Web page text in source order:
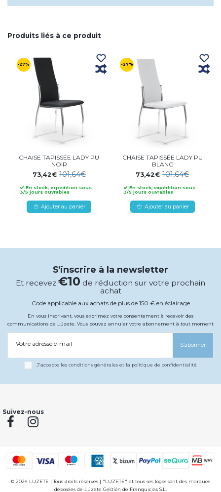
Produits liés à ce produit
-27%
CHAISE TAPISSÉE LADY PU
NOIR
73,42€101,64€
En stock, expédition sous
3/5 jours ouvrables
Ajouter au panier
-27%
CHAISE TAPISSÉE LADY PU
BLANC
73,42€101,64€
En stock, expédition sous
3/5 jours ouvrables
Ajouter au panier
S'inscrire à la newsletter
Et recevez €10 de réduction sur votre prochain
achat
Code applicable aux achats de plus de 150 € en éclairage
En vous inscrivant, vous exprimez votre consentement à recevoir des
communications de Lúzete. Vous pouvez annuler votre abonnement à tout moment
Votre adresse e-mail S’abonner
J'accepte les conditions générales et la politique de confidentialité
Suivez-nous
© 2024 LUZETE | Tous droits réservés | "LUZETE" et tous ses logos sont des marques
déposées de Lúzete Gestión de Franquicias S.L.